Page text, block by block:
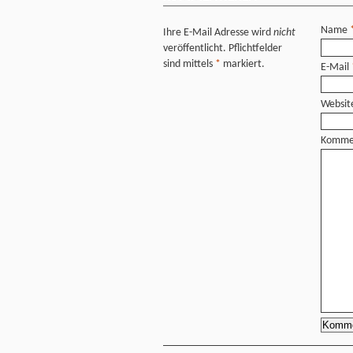
Ihre E-Mail Adresse wird nicht
veröffentlicht. Pflichtfelder
sind mittels * markiert.
Name
E-Mail